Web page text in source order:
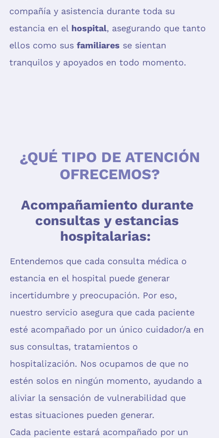
compañía y asistencia durante toda su
estancia en el hospital, asegurando que tanto
ellos como sus familiares se sientan
tranquilos y apoyados en todo momento.
¿QUÉ TIPO DE ATENCIÓN
OFRECEMOS?
Acompañamiento durante
consultas y estancias
hospitalarias:
Entendemos que cada consulta médica o
estancia en el hospital puede generar
incertidumbre y preocupación. Por eso,
nuestro servicio asegura que cada paciente
esté acompañado por un único cuidador/a en
sus consultas, tratamientos o
hospitalización. Nos ocupamos de que no
estén solos en ningún momento, ayudando a
aliviar la sensación de vulnerabilidad que
estas situaciones pueden generar.
Cada paciente estará acompañado por un